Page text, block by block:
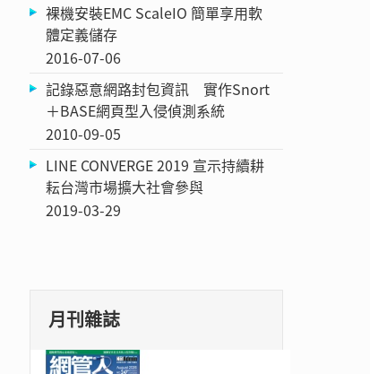
裸機安裝EMC ScaleIO 簡單享用軟
體定義儲存
2016-07-06
記錄惡意網路封包資訊 實作Snort
＋BASE網頁型入侵偵測系統
2010-09-05
LINE CONVERGE 2019 宣示持續耕
耘台灣市場擴大社會參與
2019-03-29
月刊雜誌